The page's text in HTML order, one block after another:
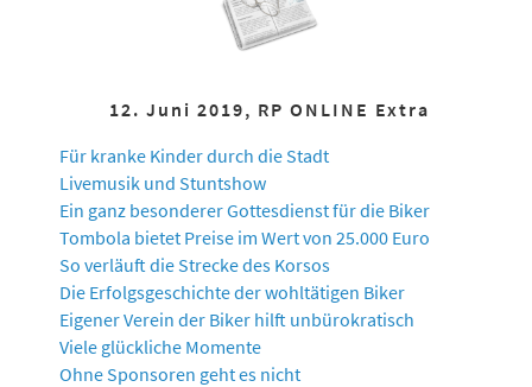
12. Juni 2019, RP ONLINE Extra
Für kranke Kinder durch die Stadt
Livemusik und Stuntshow
Ein ganz besonderer Gottesdienst für die Biker
Tombola bietet Preise im Wert von 25.000 Euro
So verläuft die Strecke des Korsos
Die Erfolgsgeschichte der wohltätigen Biker
Eigener Verein der Biker hilft unbürokratisch
Viele glückliche Momente
Ohne Sponsoren geht es nicht